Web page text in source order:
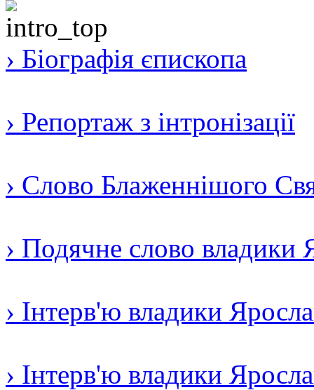
› Біографія єпископа
› Репортаж з інтронізації
› Слово Блаженнішого
› Подячне слово владики
› Інтерв'ю владики
› Інтерв'ю владики